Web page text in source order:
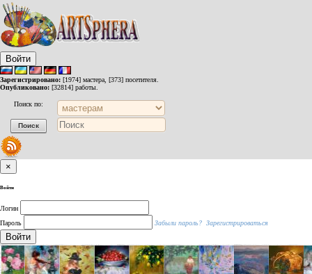
Войти
Зарегистрировано: [1974] мастера, [373] посетителя.
Опубликовано: [32814] работы.
Поиск по:
×
Войти
Логин
Пароль
Забыли пароль? Зарегистрироваться
Войти